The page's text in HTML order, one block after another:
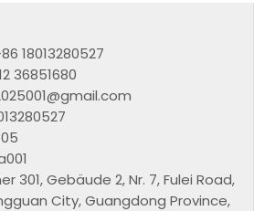
18013280527
36851680
301, Gebäude 2, Nr. 7, Fulei Road,
City, Guangdong Province,